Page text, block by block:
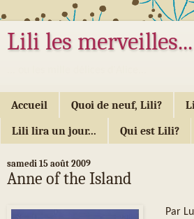
Lili les merveilles...
Accueil Quoi de neuf, Lili?
Lili lira un jour... Qui est Lili?
samedi 15 août 2009
Anne of the Island
Par